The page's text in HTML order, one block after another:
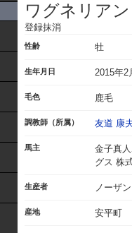
ワグネリアン
登録抹消
性齢 牡
生年月日 2015年2
毛色 鹿毛
調教師（所属） 友道 康
馬主
金子真
グス 株
生産者 ノーザ
産地 安平町